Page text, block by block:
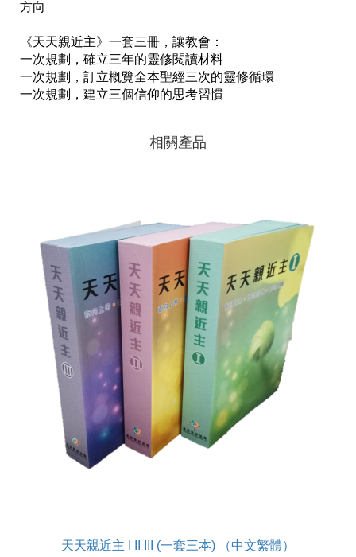
方向
《天天親近主》一套三冊，讓教會：
一次規劃，確立三年的靈修閱讀材料
一次規劃，訂立概覽全本聖經三次的靈修循環
一次規劃，建立三個信仰的思考習慣
相關產品
天天親近主 I II III (一套三本) （中文繁體）